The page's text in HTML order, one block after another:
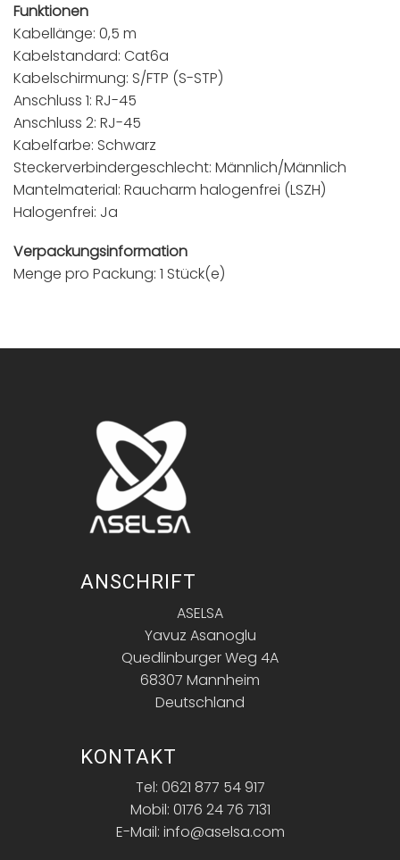
Funktionen
Kabellänge: 0,5 m
Kabelstandard: Cat6a
Kabelschirmung: S/FTP (S-STP)
Anschluss 1: RJ-45
Anschluss 2: RJ-45
Kabelfarbe: Schwarz
Steckerverbindergeschlecht: Männlich/Männlich
Mantelmaterial: Raucharm halogenfrei (LSZH)
Halogenfrei: Ja
Verpackungsinformation
Menge pro Packung: 1 Stück(e)
ANSCHRIFT
ASELSA
Yavuz Asanoglu
Quedlinburger Weg 4A
68307 Mannheim
Deutschland
KONTAKT
Tel: 0621 877 54 917
Mobil: 0176 24 76 7131
E-Mail: info@aselsa.com